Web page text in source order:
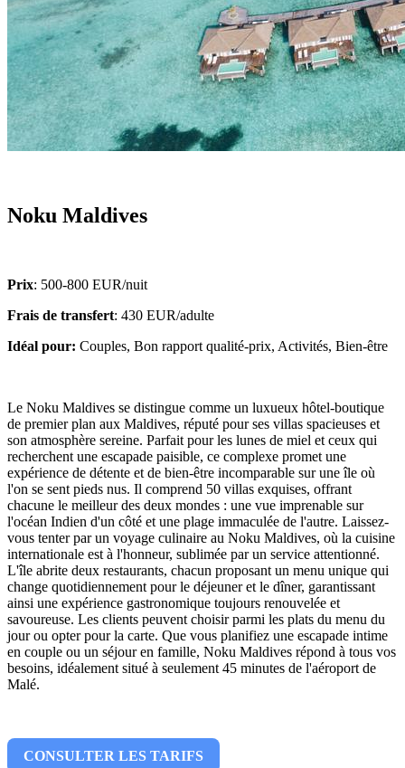
Noku Maldives
Prix: 500-800 EUR/nuit
Frais de transfert: 430 EUR/adulte
Idéal pour: Couples, Bon rapport qualité-prix, Activités, Bien-être
Le Noku Maldives se distingue comme un luxueux hôtel-boutique
de premier plan aux Maldives, réputé pour ses villas spacieuses et
son atmosphère sereine. Parfait pour les lunes de miel et ceux qui
recherchent une escapade paisible, ce complexe promet une
expérience de détente et de bien-être incomparable sur une île où
l'on se sent pieds nus. Il comprend 50 villas exquises, offrant
chacune le meilleur des deux mondes : une vue imprenable sur
l'océan Indien d'un côté et une plage immaculée de l'autre. Laissez-
vous tenter par un voyage culinaire au Noku Maldives, où la cuisine
internationale est à l'honneur, sublimée par un service attentionné.
L'île abrite deux restaurants, chacun proposant un menu unique qui
change quotidiennement pour le déjeuner et le dîner, garantissant
ainsi une expérience gastronomique toujours renouvelée et
savoureuse. Les clients peuvent choisir parmi les plats du menu du
jour ou opter pour la carte. Que vous planifiez une escapade intime
en couple ou un séjour en famille, Noku Maldives répond à tous vos
besoins, idéalement situé à seulement 45 minutes de l'aéroport de
Malé.
CONSULTER LES TARIFS